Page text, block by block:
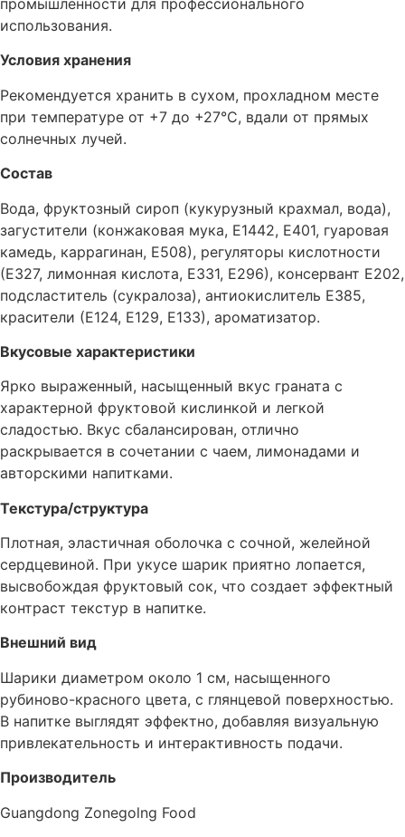
использования.
Условия хранения
Рекомендуется хранить в сухом, прохладном месте
при температуре от +7 до +27°C, вдали от прямых
солнечных лучей.
Состав
Вода, фруктозный сироп (кукурузный крахмал, вода),
загустители (конжаковая мука, Е1442, Е401, гуаровая
камедь, каррагинан, Е508), регуляторы кислотности
(Е327, лимонная кислота, Е331, Е296), консервант Е202,
подсластитель (сукралоза), антиокислитель Е385,
красители (Е124, Е129, Е133), ароматизатор.
Вкусовые характеристики
Ярко выраженный, насыщенный вкус граната с
характерной фруктовой кислинкой и легкой
сладостью. Вкус сбалансирован, отлично
раскрывается в сочетании с чаем, лимонадами и
авторскими напитками.
Текстура/структура
Плотная, эластичная оболочка с сочной, желейной
сердцевиной. При укусе шарик приятно лопается,
высвобождая фруктовый сок, что создает эффектный
контраст текстур в напитке.
Внешний вид
Шарики диаметром около 1 см, насыщенного
рубиново-красного цвета, с глянцевой поверхностью.
В напитке выглядят эффектно, добавляя визуальную
привлекательность и интерактивность подачи.
Производитель
Guangdong Zonegolng Food